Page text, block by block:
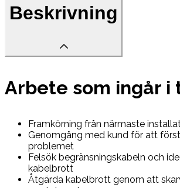
Beskrivning
Arbete som ingår i
Framkörning från närmaste
Genomgång med kund för att
problemet
Felsök begränsningskabeln och
kabelbrott
Åtgärda kabelbrott genom att